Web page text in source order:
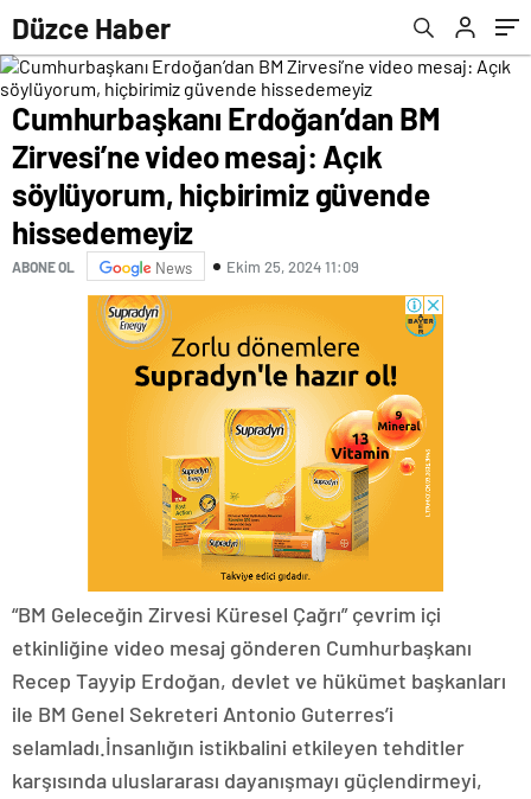
Düzce Haber
Cumhurbaşkanı Erdoğan’dan BM
Zirvesi’ne video mesaj: Açık
söylüyorum, hiçbirimiz güvende
hissedemeyiz
ABONE OL News Ekim 25, 2024 11:09
“BM Geleceğin Zirvesi Küresel Çağrı” çevrim içi
etkinliğine video mesaj gönderen Cumhurbaşkanı
Recep Tayyip Erdoğan, devlet ve hükümet başkanları
ile BM Genel Sekreteri Antonio Guterres’i
selamladı.İnsanlığın istikbalini etkileyen tehditler
karşısında uluslararası dayanışmayı güçlendirmeyi,